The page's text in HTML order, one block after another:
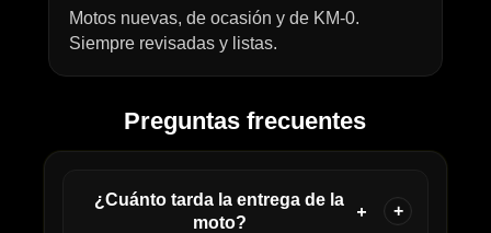
Motos nuevas, de ocasión y de KM-0.
Siempre revisadas y listas.
Preguntas frecuentes
¿Cuánto tarda la entrega de la
moto?
+